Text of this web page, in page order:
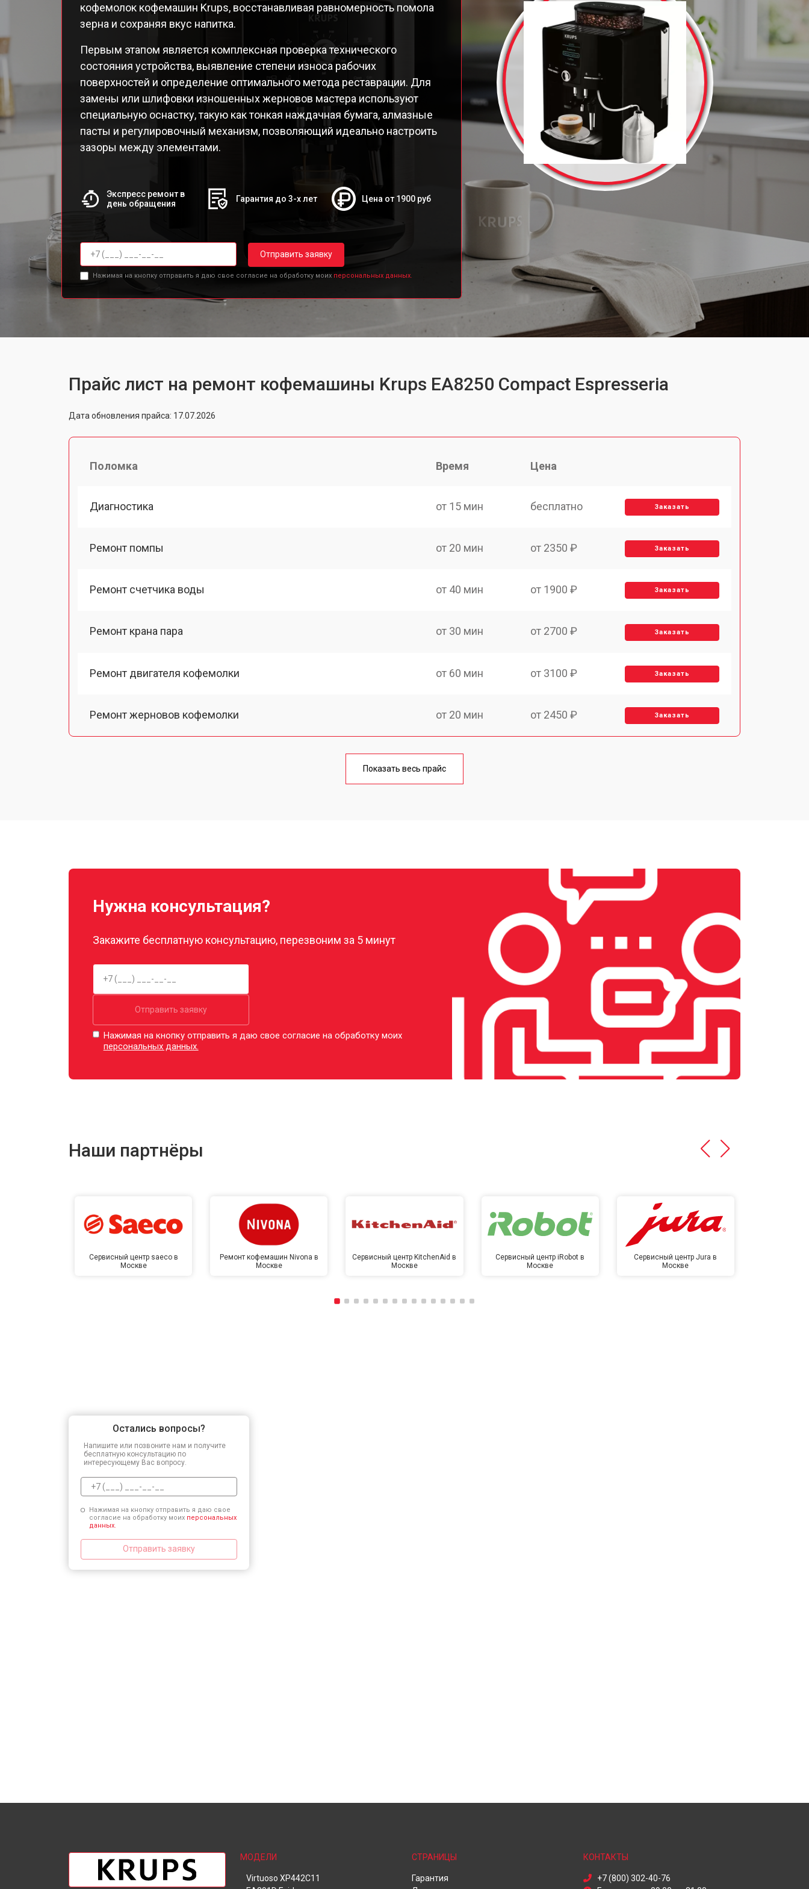
EA82F010 Quattro Force
EA829E Latt' Express
EA8298 Latt' Express
EA826E30
EA826E Espresseria
EA826E
EA819N Arabica
Quattro Force Evidence
кофемолок кофемашин Krups, восстанавливая равномерность помола
зерна и сохраняя вкус напитка.
Первым этапом является комплексная проверка технического
состояния устройства, выявление степени износа рабочих
поверхностей и определение оптимального метода реставрации. Для
замены или шлифовки изношенных жерновов мастера используют
специальную оснастку, такую как тонкая наждачная бумага, алмазные
пасты и регулировочный механизм, позволяющий идеально настроить
зазоры между элементами.
Экспресс ремонт в
день обращения
Гарантия до 3-х лет Цена от 1900 руб
Отправить заявку
Нажимая на кнопку отправить я даю свое согласие на обработку моих персональных данных.
Прайс лист на ремонт кофемашины Krups EA8250 Compact Espresseria
Дата обновления прайса: 17.07.2026
Поломка Время Цена
Диагностика от 15 мин бесплатно Заказать
Ремонт помпы от 20 мин от 2350 ₽ Заказать
Ремонт счетчика воды от 40 мин от 1900 ₽ Заказать
Ремонт крана пара от 30 мин от 2700 ₽ Заказать
Ремонт двигателя кофемолки от 60 мин от 3100 ₽ Заказать
Ремонт жерновов кофемолки от 20 мин от 2450 ₽ Заказать
от 60 мин
от 2400 ₽
от 2500 ₽ Заказать
Показать весь прайс
Нужна консультация?
Закажите бесплатную консультацию, перезвоним за 5 минут
Отправить заявку
Нажимая на кнопку отправить я даю свое согласие на обработку моих
персональных данных.
Наши партнёры
Сервисный центр saeco в
Москве
Ремонт кофемашин Nivona в
Москве
Сервисный центр KitchenAid в
Москве
Сервисный центр iRobot в
Москве
Сервисный центр Jura в
Москве
Остались вопросы?
Напишите или позвоните нам и получите
бесплатную консультацию по
интересующему Вас вопросу.
Нажимая на кнопку отправить я даю свое
согласие на обработку моих персональных
данных.
Отправить заявку
МОДЕЛИ
Virtuoso XP442C11
СТРАНИЦЫ
Гарантия
КОНТАКТЫ
+7 (800) 302-40-76